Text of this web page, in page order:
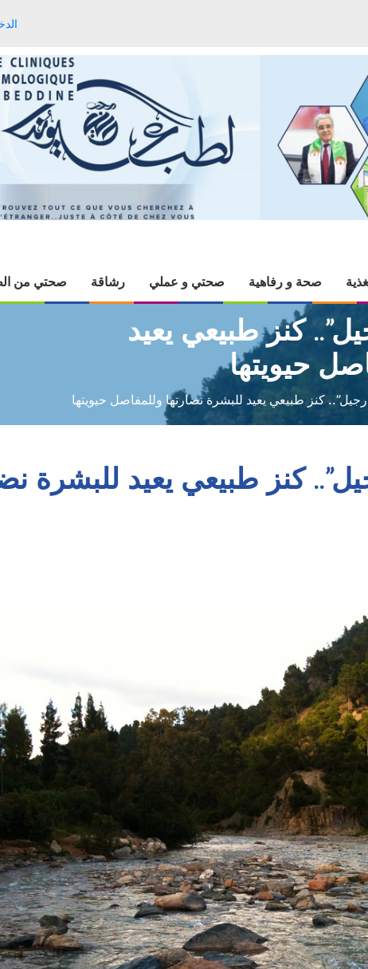
صحة و رفاهية صحتي و عملي رشاقة صحتي من
كنز طبيعي يعيد
حيويتها
كنز طبيعي يعيد للبشرة نضارتها وللمفاصل حيويتها
كنز طبيعي يعيد للبشرة